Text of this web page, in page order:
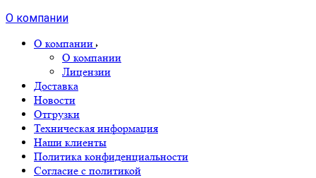
О компании
О компании
О компании
Лицензии
Доставка
Новости
Отгрузки
Техническая информация
Наши клиенты
Политика конфиденциальности
Согласие с политикой